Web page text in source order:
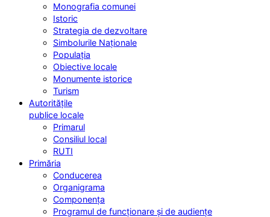
Monografia comunei
Istoric
Strategia de dezvoltare
Simbolurile Naționale
Populația
Obiective locale
Monumente istorice
Turism
Autoritățile
publice locale
Primarul
Consiliul local
RUTI
Primăria
Conducerea
Organigrama
Componența
Programul de funcționare și de audiențe